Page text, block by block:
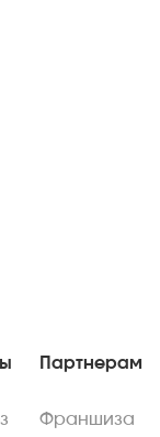
Партнерам
Франшиза